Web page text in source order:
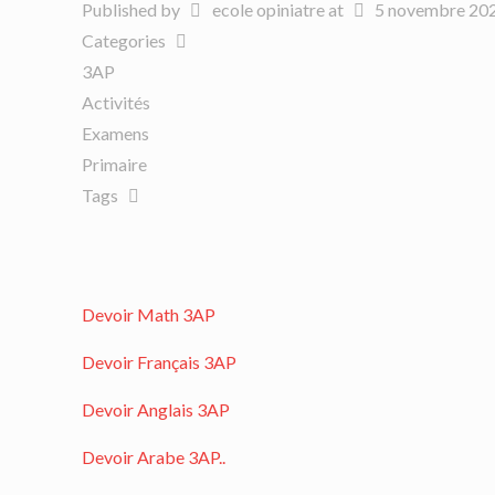
Published by ecole opiniatreat
5 novembre
Categories
3AP
Activités
Examens
Primaire
Tags
Devoir Math 3AP
Devoir Français 3AP
Devoir Anglais 3AP
Devoir Arabe 3AP..